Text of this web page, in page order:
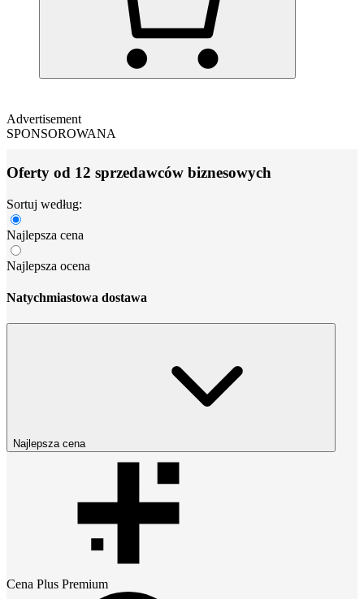
Advertisement
SPONSOROWANA
Oferty od 12 sprzedawców biznesowych
Sortuj według:
Najlepsza cena
Najlepsza ocena
Natychmiastowa dostawa
Najlepsza cena
Cena Plus Premium